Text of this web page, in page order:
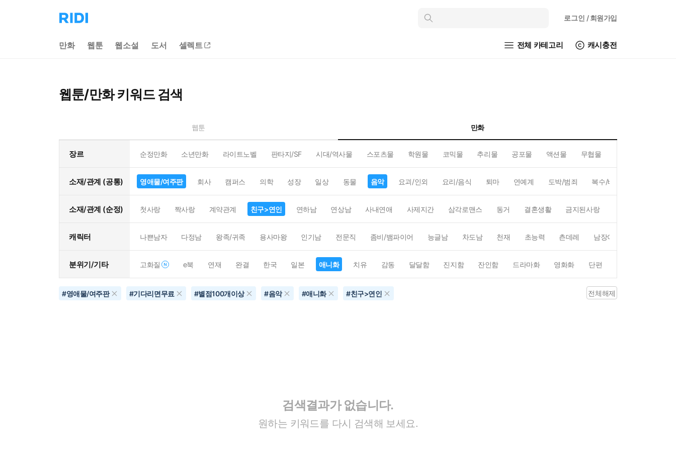
리
디
으
인
로그인 / 회원가입
만화 웹툰 웹소설 도서 셀렉트 전체 카테고리 캐시충전
웹툰/만화 키워드 검색
웹툰 만화
장르 순정만화 소년만화 라이트노벨 판타지/SF 시대/역사물 스포츠물 학원물 코믹물 추리물 공포물 액션물 무협물
소재/관계 (공통) 영애물/여주판 회사 캠퍼스 의학 성장 일상 동물 음악 요괴/인외 요리/음식 퇴마 연예계 도박/범죄 복수/배신
소재/관계 (순정) 첫사랑 짝사랑 계약관계 친구>연인 연하남 연상남 사내연애 사제지간 삼각로맨스 동거 결혼생활 금지된사랑
캐릭터 나쁜남자 다정남 왕족/귀족 용사마왕 인기남 전문직 좀비/뱀파이어 능글남 차도남 천재 초능력 츤데레 남장여자
분위기/기타 고화질 e북 연재 완결 한국 일본 애니화 치유 감동 달달함 진지함 잔인함 드라마화 영화화 단편
#영애물/여주판 #기다리면무료 #별점100개이상 #음악 #애니화 #친구>연인 전체해제
검색결과가 없습니다.
원하는 키워드를 다시 검색해 보세요.